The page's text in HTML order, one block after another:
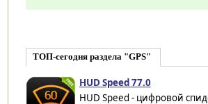
ТОП-сегодня раздела "GPS"
HUD Speed 77.0
HUD Speed - цифровой